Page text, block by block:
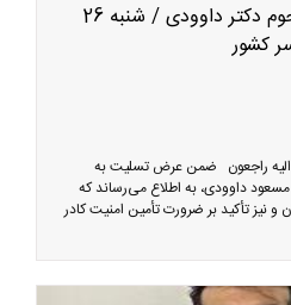
برگزاری مراسم یادبود مرحوم دکتر داوودی / شنبه 26
کشور
الیه راجعون ضمن عرض تسلیت به
داوودی، به اطلاع می‌رساند که
نیز تأکید بر ضرورت تأمین امنیت کادر